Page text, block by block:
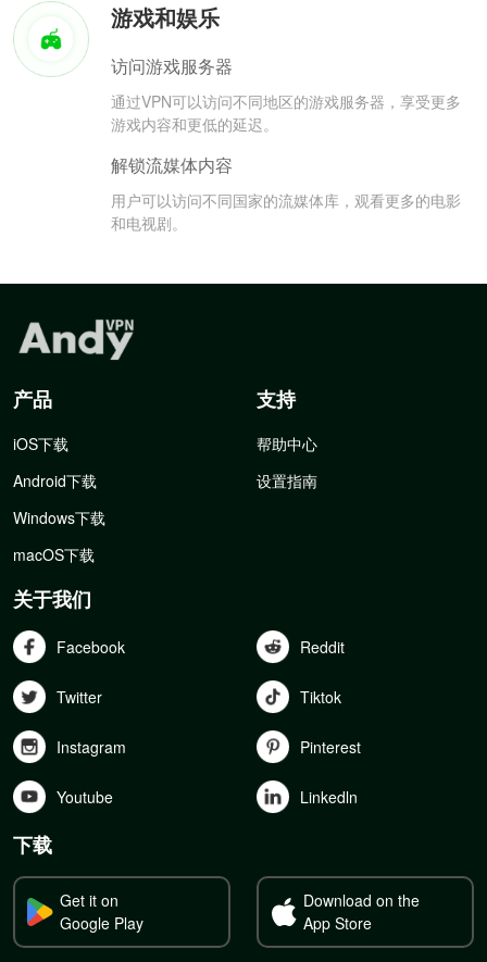
游戏和娱乐
访问游戏服务器
通过VPN可以访问不同地区的游戏服务器，享受更多
游戏内容和更低的延迟。
解锁流媒体内容
用户可以访问不同国家的流媒体库，观看更多的电影
和电视剧。
产品
iOS下载
Android下载
Windows下载
macOS下载
支持
帮助中心
设置指南
关于我们
Facebook Reddit
Twitter Tiktok
Instagram Pinterest
Youtube Linkedln
下载
Get it on
Google Play
Download on the
App Store